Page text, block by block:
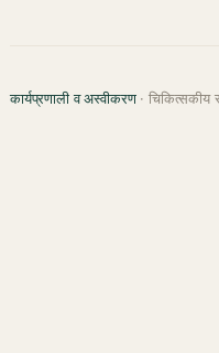
कार्यप्रणाली व अस्वीकरण·